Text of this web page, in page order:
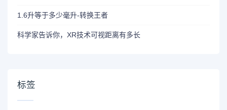
1.6升等于多少毫升-转换王者
科学家告诉你，XR技术可视距离有多长
标签